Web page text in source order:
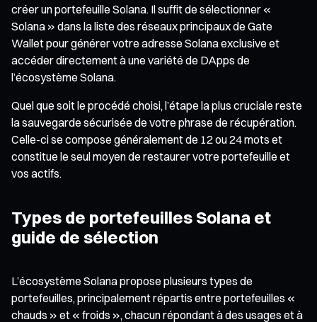
créer un portefeuille Solana. Il suffit de sélectionner «
Solana » dans la liste des réseaux principaux de Gate
Wallet pour générer votre adresse Solana exclusive et
accéder directement à une variété de DApps de
l’écosystème Solana.
Quel que soit le procédé choisi, l’étape la plus cruciale reste
la sauvegarde sécurisée de votre phrase de récupération.
Celle-ci se compose généralement de 12 ou 24 mots et
constitue le seul moyen de restaurer votre portefeuille et
vos actifs.
Types de portefeuilles Solana et
guide de sélection
L’écosystème Solana propose plusieurs types de
portefeuilles, principalement répartis entre portefeuilles «
chauds » et « froids », chacun répondant à des usages et à